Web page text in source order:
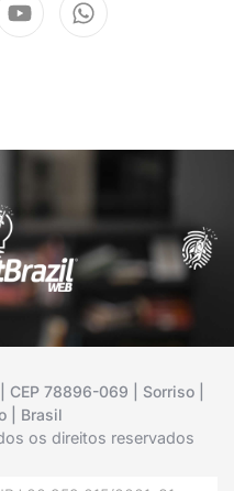
CEP 78896-069 | Sorriso |
| Brasil
os direitos reservados